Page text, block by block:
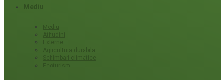
Mediu
Mediu
Atitudini
Externe
Agricultura durabila
Schimbari climatice
Ecoturism